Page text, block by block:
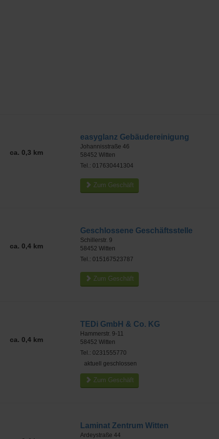
ca. 0,3 km
easyglanz Gebäudereinigung
Johannisstraße 46
58452 Witten
Tel.: 017630441304
Zum Geschäft
ca. 0,4 km
Geschlossene Geschäftsstelle
Schillerstr. 9
58452 Witten
Tel.: 015167523787
Zum Geschäft
ca. 0,4 km
TEDi GmbH & Co. KG
Hammerstr. 9-11
58452 Witten
Tel.: 0231555770
aktuell geschlossen
Zum Geschäft
Laminat Zentrum Witten
Ardeystraße 44